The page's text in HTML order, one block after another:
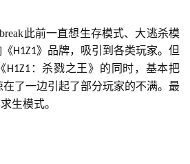
此前一直想生存模式、大逃杀模
H1Z1》品牌，吸引到各类玩家。但
H1Z1 ：杀戮之王》的同时，基本把
在了一边引起了部分玩家的不满。最
生模式。